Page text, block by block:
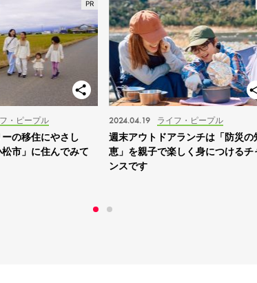
・ピープル
の移住にやさし
市」に住んでみて
ライフ・ピープル
2024.04.19
週末アウトドアランチは「防災の
恵」を親子で楽しく身につけるチ
ンスです